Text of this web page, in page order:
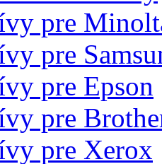
pre
pre
pre Epson
pre
pre Xerox